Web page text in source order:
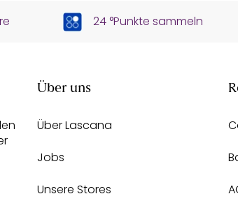
24 °Punkte sammeln
Über uns
Über Lascana
Jobs
Unsere Stores